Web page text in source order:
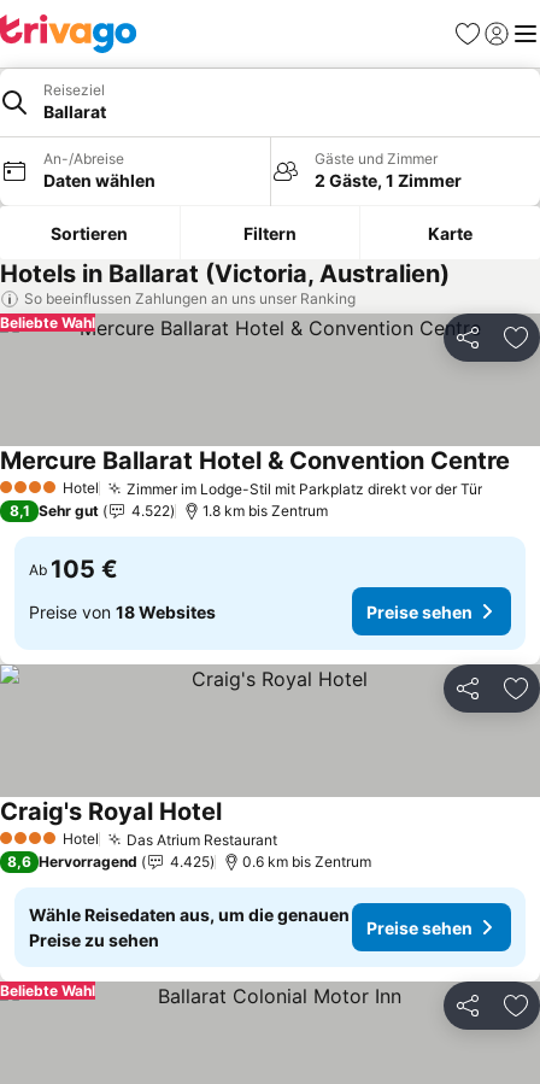
Favoriten
Reiseziel
Ballarat
An-/Abreise
Daten wählen
Gäste und Zimmer
2 Gäste, 1 Zimmer
Sortieren Filtern Karte
Hotels in Ballarat (Victoria, Australien)
So beeinflussen Zahlungen an uns unser Ranking
Teilen
Beliebte Wahl
4 Sterne Hotel Zimmer im Lodge-Stil mit Parkplatz direkt vor der Tür
Mercure Ballarat Hotel & Convention Centre
8,1 Sehr gut 4.522 1.8 km bis Zentrum
Ab 105 €
Preise von 18 Websites Preise sehen
Teilen
4 Sterne Hotel Das Atrium RestaurantPreise sehen
Craig's Royal HotelPreise sehen
8,6 Hervorragend 4.425 0.6 km bis Zentrum
Wähle Reisedaten aus, um die genauen
Preise zu sehen
Preise sehen
Teilen
Beliebte Wahl